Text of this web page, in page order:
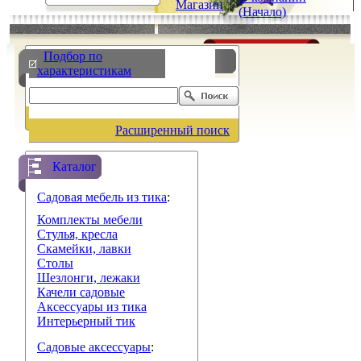
Магазин |
(Начало)
Подбор по
характеристикам
Расширенный поиск
Каталог
Садовая мебель из тика:
Комплекты мебели
Стулья, кресла
Скамейки, лавки
Столы
Шезлонги, лежаки
Качели садовые
Аксессуары из тика
Интерьерный тик
Садовые аксессуары: